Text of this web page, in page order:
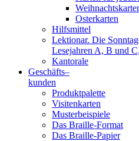
Osterkarten
Hilfsmittel
Lektionar. Die
Lesejahren A, B und
Kantorale
Geschäfts­–
kunden
Produktpalette
Visitenkarten
Musterbeispiele
Das Braille-Format
Das Braille-Papier